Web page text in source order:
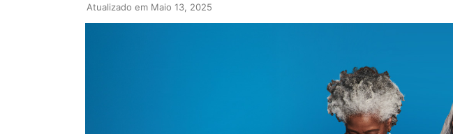
Atualizado em Maio 13, 2025